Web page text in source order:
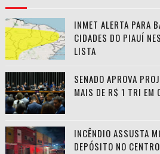
INMET ALERTA PARA
CIDADES DO PIAUÍ
LISTA
SENADO APROVA
MAIS DE R$ 1 TRI EM
INCÊNDIO ASSUSTA
DEPÓSITO NO